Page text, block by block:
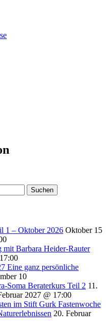
1 – Oktober 2026 Oktober 15
mit Barbara Heider-Rauter
17:00
Eine ganz persönliche
10
Soma Beraterkurs Teil 2 11.
2027 @ 17:00
Fastenwoche
20. Februar